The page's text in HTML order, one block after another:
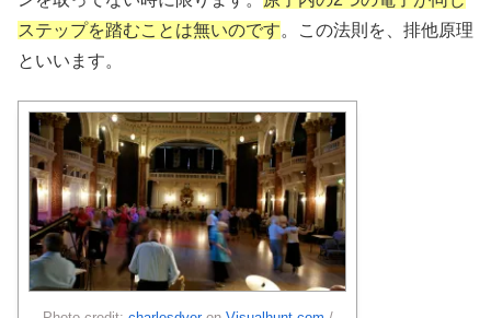
ステップを踏むことは無いのです。この法則を、排他原理
といいます。